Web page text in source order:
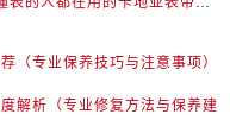
（专业保养技巧与注意事项）
解析（专业修复方法与保养建